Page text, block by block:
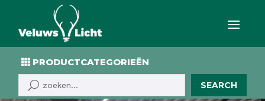
PRODUCTCATEGORIEËN
SEARCH